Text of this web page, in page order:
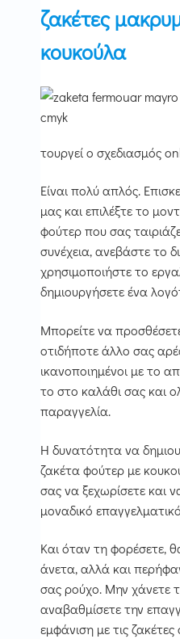
ζακέτες
κουκούλα
τουργεί ο σχεδιασμός
Είναι πολύ απλός.
μας και επιλέξτε το
φούτερ που σας
συνέχεια, ανεβάστε το
χρησιμοποιήστε το
δημιουργήσετε ένα
Μπορείτε να
οτιδήποτε άλλο σας
ικανοποιημένοι με το
το στο καλάθι σας και
παραγγελία.
Η δυνατότητα να
ζακέτα φούτερ με
σας να ξεχωρίσετε και
μοναδικό
Και όταν τη φορέσετε,
άνετα, αλλά και
σας ρούχο. Μην χάνετε
αναβαθμίσετε την
εμφάνιση με τις